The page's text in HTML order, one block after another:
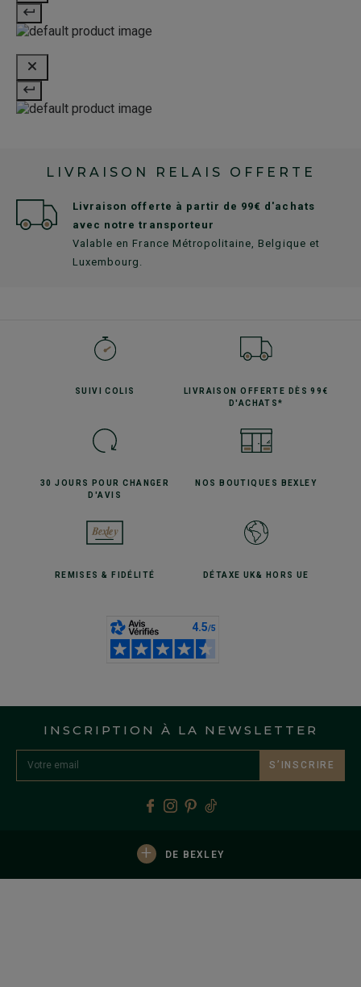
LIVRAISON RELAIS OFFERTE
Livraison offerte à partir de 99€ d'achats
avec notre transporteur
Valable en France Métropolitaine, Belgique et
Luxembourg.
SUIVICOLIS LIVRAISON OFFERTE
DÈS 99€
D'ACHATS*
30 JOURS POURCHANGER
D'AVIS
NOS BOUTIQUES BEXLEY
REMISES& FIDÉLITÉ DÉTAXE UK& HORS UE
INSCRIPTION À LA NEWSLETTER
S’INSCRIRE
+ DE BEXLEY